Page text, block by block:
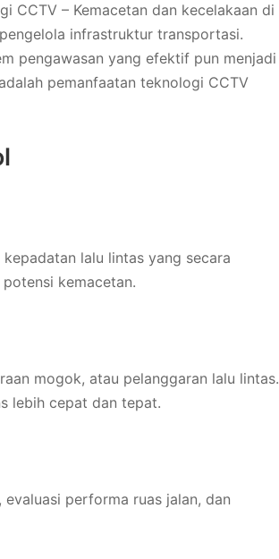
CCTV – Kemacetan dan kecelakaan di
infrastruktur transportasi.
pengawasan yang efektif pun menjadi
pemanfaatan teknologi CCTV
lalu lintas yang secara
kemacetan.
mogok, atau pelanggaran lalu lintas.
lebih cepat dan tepat.
performa ruas jalan, dan